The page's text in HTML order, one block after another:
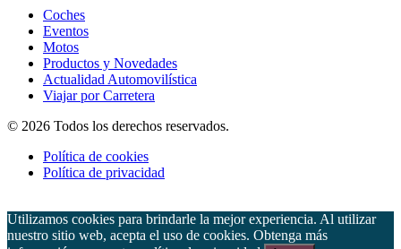
Coches
Eventos
Motos
Productos y Novedades
Actualidad Automovilística
Viajar por Carretera
© 2026 Todos los derechos reservados.
Política de cookies
Política de privacidad
Utilizamos cookies para brindarle la mejor experiencia. Al utilizar
nuestro sitio web, acepta el uso de cookies. Obtenga más